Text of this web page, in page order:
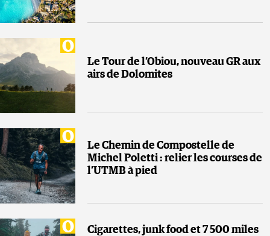
Le Tour de l’Obiou, nouveau GR aux
airs de Dolomites
Le Chemin de Compostelle de
Michel Poletti : relier les courses de
l’UTMB à pied
Cigarettes, junk food et 7 500 miles